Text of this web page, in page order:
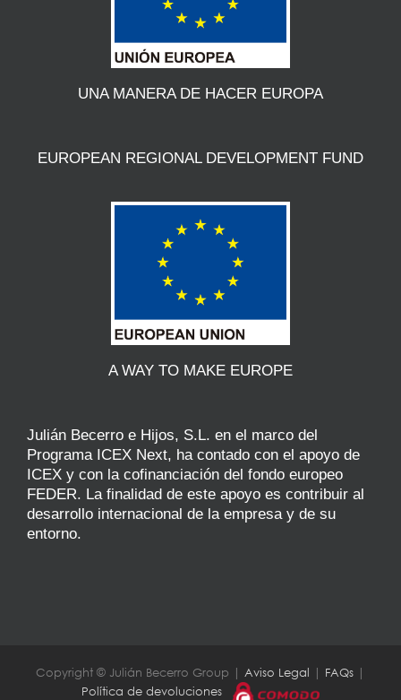
UNA MANERA DE HACER EUROPA
EUROPEAN REGIONAL DEVELOPMENT FUND
A WAY TO MAKE EUROPE
Julián Becerro e Hijos, S.L. en el marco del
Programa ICEX Next, ha contado con el apoyo de
ICEX y con la cofinanciación del fondo europeo
FEDER. La finalidad de este apoyo es contribuir al
desarrollo internacional de la empresa y de su
entorno.
Copyright © Julián Becerro Group | Aviso Legal | FAQs |
Política de devoluciones